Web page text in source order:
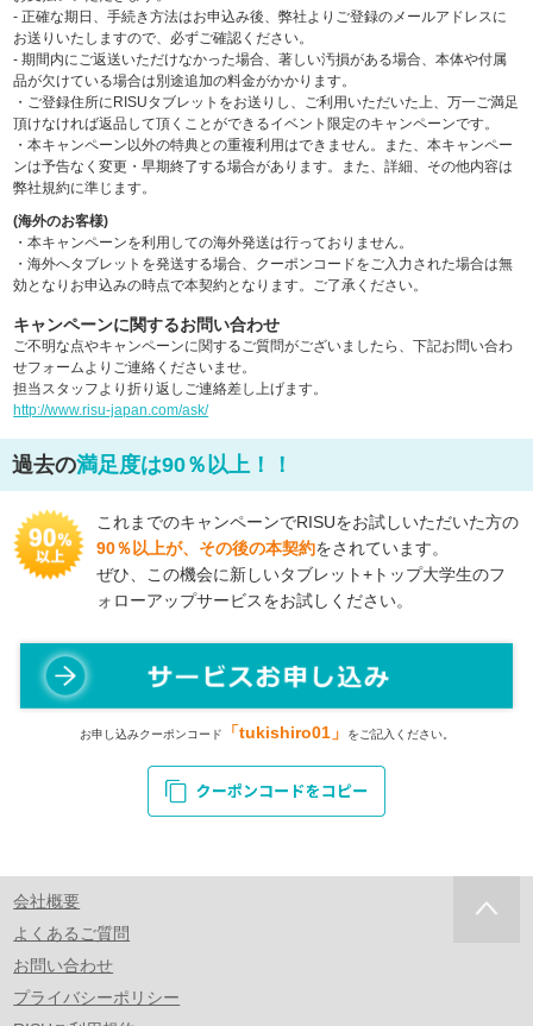
- 正確な期日、手続き方法はお申込み後、弊社よりご登録のメールアドレスに
お送りいたしますので、必ずご確認ください。
- 期間内にご返送いただけなかった場合、著しい汚損がある場合、本体や付属
品が欠けている場合は別途追加の料金がかかります。
・ご登録住所にRISUタブレットをお送りし、ご利用いただいた上、万一ご満足
頂けなければ返品して頂くことができるイベント限定のキャンペーンです。
・本キャンペーン以外の特典との重複利用はできません。また、本キャンペー
ンは予告なく変更・早期終了する場合があります。また、詳細、その他内容は
弊社規約に準じます。
(海外のお客様)
・本キャンペーンを利用しての海外発送は行っておりません。
・海外へタブレットを発送する場合、クーポンコードをご入力された場合は無
効となりお申込みの時点で本契約となります。ご了承ください。
キャンペーンに関するお問い合わせ
ご不明な点やキャンペーンに関するご質問がございましたら、下記お問い合わ
せフォームよりご連絡くださいませ。
担当スタッフより折り返しご連絡差し上げます。
http://www.risu-japan.com/ask/
過去の満足度は90％以上！！
これまでのキャンペーンでRISUをお試しいただいた方の
90％以上が、その後の本契約をされています。
ぜひ、この機会に新しいタブレット+トップ大学生のフ
ォローアップサービスをお試しください。
お申し込みクーポンコード 「tukishiro01」 をご記入ください。
会社概要
よくあるご質問
お問い合わせ
プライバシーポリシー